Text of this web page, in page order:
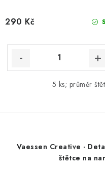
290 Kč
5 ks; průměr
Vaessen Creative -
štětce na